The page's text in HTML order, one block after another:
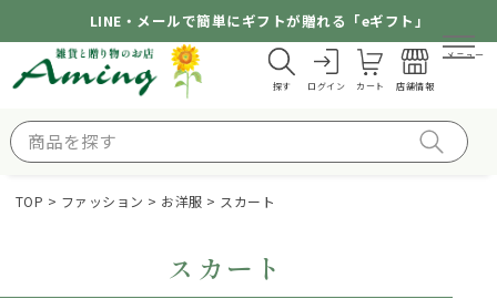
LINE・メールで簡単にギフトが贈れる「eギフト」
探す ログイン カート 店舗情報
メニュー
TOP ファッション お洋服 スカート
スカート